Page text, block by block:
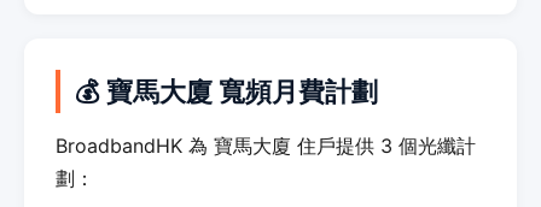
💰 寶馬大廈 寬頻月費計劃
BroadbandHK 為 寶馬大廈 住戶提供 3 個光纖計
劃：